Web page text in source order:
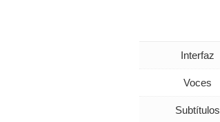
Interfaz
Voces
Subtítulos